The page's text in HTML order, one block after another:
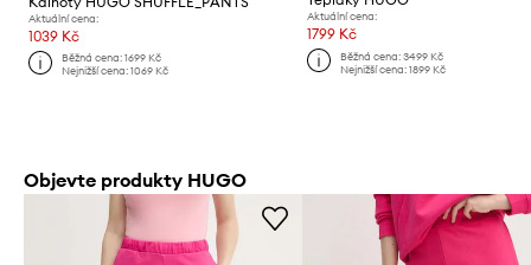
Aktuální cena:
1039 Kč
Běžná cena:1699 Kč
Nejnižší cena:1069 Kč
Aktuální cena:
1799 Kč
Běžná cena: 3499 Kč
Nejnižší cena: 1899 Kč
Objevte produkty HUGO